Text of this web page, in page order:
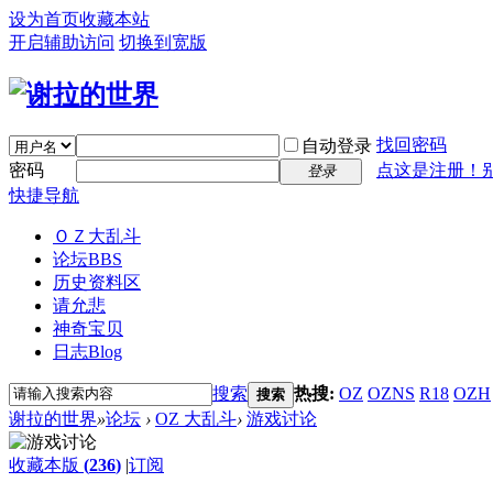
设为首页收藏本站
开启辅助访问 切换到宽版
自动登录 找回密码
密码
登录
点这是注册！
快捷导航
ＯＺ大乱斗
论坛BBS
历史资料区
请允悲
神奇宝贝
日志Blog
搜索 搜索 热搜: OZ OZNS R18 OZH
谢拉的世界»论坛 › OZ 大乱斗› 游戏讨论
收藏本版 (236) |订阅